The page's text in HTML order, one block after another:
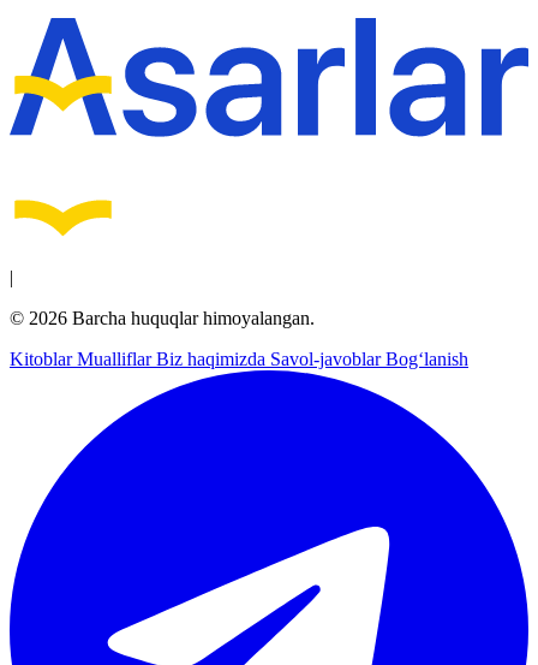
|
© 2026 Barcha huquqlar himoyalangan.
KitoblarMualliflarBiz haqimizda Savol-javoblarBog‘lanish